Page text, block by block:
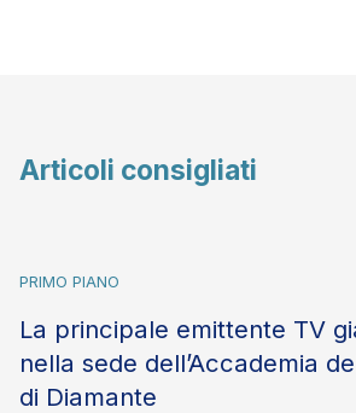
Articoli consigliati
PRIMO PIANO
La principale emittente TV
nella sede dell’Accademia
di Diamante